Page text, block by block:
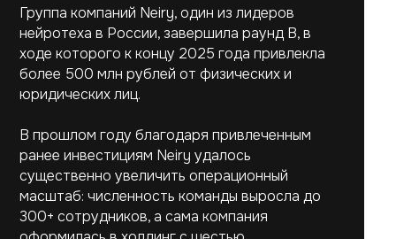
Группа компаний Neiry, один из лидеров
нейротеха в России, завершила раунд B, в
ходе которого к концу 2025 года привлекла
более 500 млн рублей от физических и
юридических лиц.
В прошлом году благодаря привлеченным
ранее инвестициям Neiry удалось
существенно увеличить операционный
масштаб: численность команды выросла до
300+ сотрудников, а сама компания